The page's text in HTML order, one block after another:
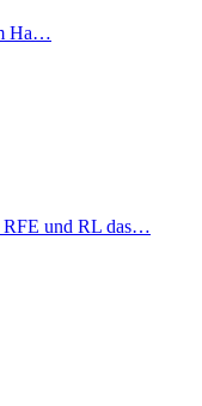
Ha…
RFE und RL das…